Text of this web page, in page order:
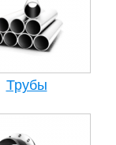
Трубы